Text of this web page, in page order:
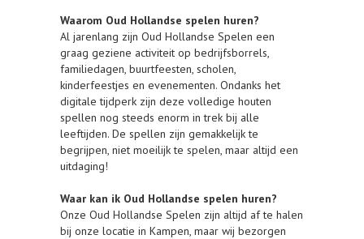
Waarom Oud Hollandse spelen huren?
Al jarenlang zijn Oud Hollandse Spelen een
graag geziene activiteit op bedrijfsborrels,
familiedagen, buurtfeesten, scholen,
kinderfeestjes en evenementen. Ondanks het
digitale tijdperk zijn deze volledige houten
spellen nog steeds enorm in trek bij alle
leeftijden. De spellen zijn gemakkelijk te
begrijpen, niet moeilijk te spelen, maar altijd een
uitdaging!
Waar kan ik Oud Hollandse spelen huren?
Onze Oud Hollandse Spelen zijn altijd af te halen
bij onze locatie in Kampen, maar wij bezorgen